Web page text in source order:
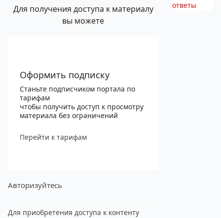
Для получения доступа к материалу
вы можете
Оформить подписку
Станьте подписчиком портала по
тарифам
чтобы получить доступ к просмотру
материала без ограничений
Перейти к тарифам
Авторизуйтесь
Для приобретения доступа к контенту
ответы